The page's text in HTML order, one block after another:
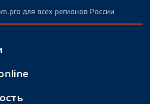
для всех регионов России